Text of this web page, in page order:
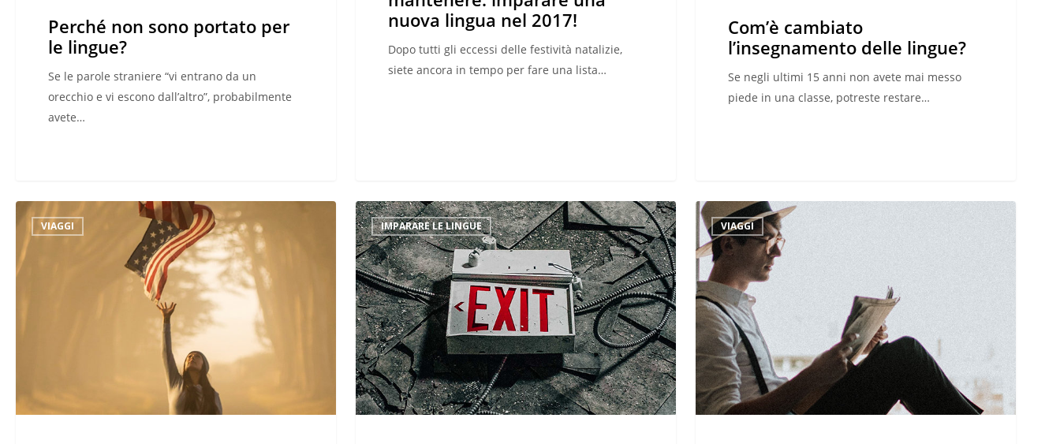
Perché non sono portato per
le lingue?
Se le parole straniere “vi entrano da un
orecchio e vi escono dall’altro”, probabilmente
avete…
nuova lingua nel 2017!
Dopo tutti gli eccessi delle festività natalizie,
siete ancora in tempo per fare una lista…
Com’è cambiato
l’insegnamento delle lingue?
Se negli ultimi 15 anni non avete mai messo
piede in una classe, potreste restare…
15
motivi
per
amare
VIAGGI
Quali
sono
le
lingue
più
in
pericolo
nel
mondo?
IMPARARE LE LINGUE
Che
tipo
di
alloggio
scegliere
per
mio
corso
di
lingua
VIAGGI